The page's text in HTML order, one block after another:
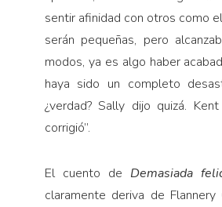
sentir afinidad con otros como
serán pequeñas, pero
modos, ya es algo haber
haya sido un completo
¿verdad? Sally dijo quizá.
corrigió”.
El cuento de Demasiada
claramente deriva de Flannery